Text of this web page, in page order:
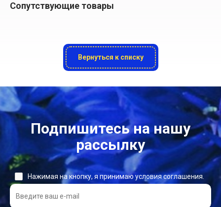
Сопутствующие товары
Вернуться к списку
Подпишитесь на нашу
рассылку
Нажимая на кнопку, я принимаю условия соглашения.